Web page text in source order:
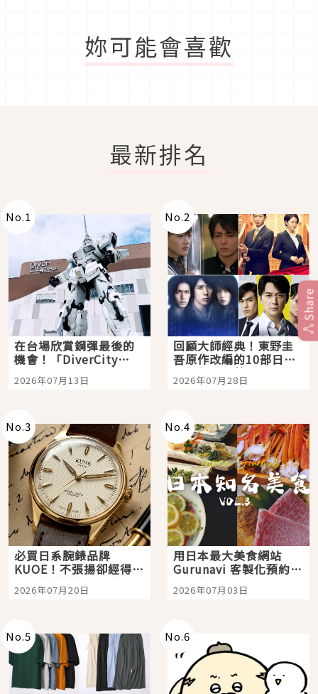
妳可能會喜歡
最新排名
No.1
在台場欣賞鋼彈最後的
機會！「DiverCity
Tokyo Plaza」搭船、
購物、美食及夜景，一
2026年07月13日
No.2
回顧大師經典！東野圭
吾原作改編的10部日本
影視作品推薦
2026年07月28日
No.3
必買日系腕錶品牌
KUOE！不張揚卻經得起
時間洗鍊的經典之作五
選
2026年07月20日
No.4
用日本最大美食網站
Gurunavi 客製化預約九
大都市餐廳，打造專屬
美食體驗！
2026年07月03日
No.5 No.6
Share